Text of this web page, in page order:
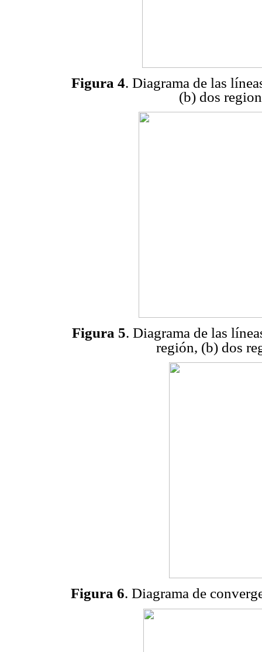
Figura 4. Diagrama de las
(b) dos
Figura 5. Diagrama de las
región, (b) dos
Figura 6. Diagrama de